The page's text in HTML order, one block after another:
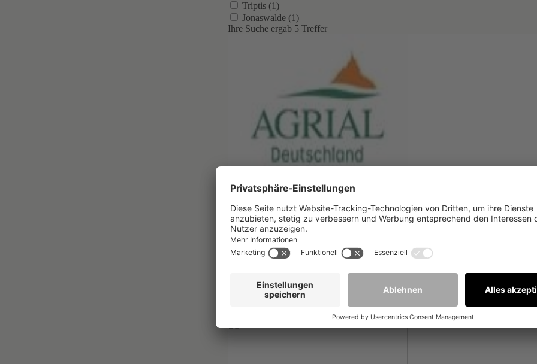
Triptis (1)
Jonaswalde (1)
Ihre Suche ergab 5 Treffer
Personalreferent (m/w/d) Employee Lifecycle &
NEU
Human Resources Management